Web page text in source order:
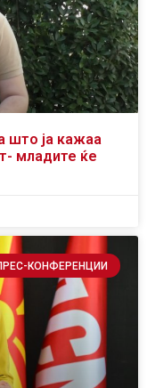
што ја кажаа
младите ќе
КОНФЕРЕНЦИИ